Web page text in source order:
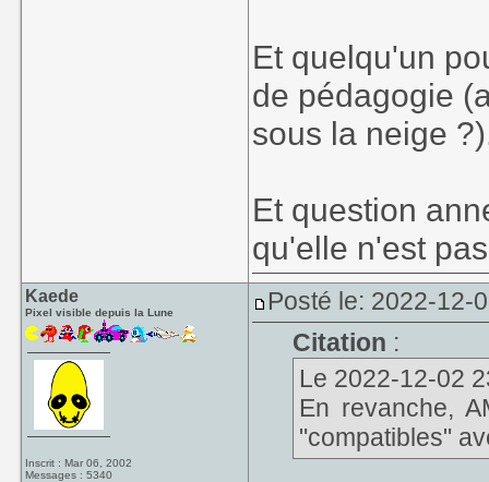
Et quelqu'un
de pédagogie
sous la neige
Et question
qu'elle n'est
Kaede
Pixel visible depuis la Lune
Inscrit : Mar 06, 2002
Messages : 5340
Posté le: 2022-12-
Citation :
Le 2022-12-02
En revanche,
"compatibles"